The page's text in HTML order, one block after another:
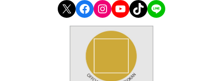
X Facebook Instagram YouTube TikTok LINE